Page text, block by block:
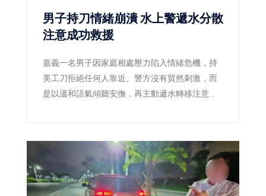
男子持刀情緒崩潰 水上警遞水分散
注意成功救援
嘉義一名男子因家庭相處壓力陷入情緒危機，持
美工刀拒絕任何人靠近。警方沒有貿然刺激，而
是以溫和語氣傾聽安撫，再主動遞水轉移注意